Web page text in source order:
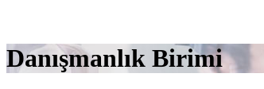
Danışmanlık Birimi